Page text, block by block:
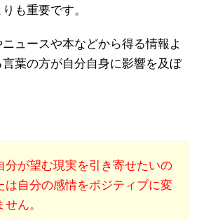
も重要です。
ュースや本などから得る情報よ
葉の方が自分自身に影響を及ぼ
分が望む現実を引き寄せたいの
は自分の感情をポジティブに変
ん。